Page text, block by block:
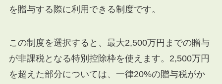
を贈与する際に利用できる制度です。
この制度を選択すると、最大2,500万円までの贈与
が非課税となる特別控除枠を使えます。2,500万円
を超えた部分については、一律20%の贈与税がか